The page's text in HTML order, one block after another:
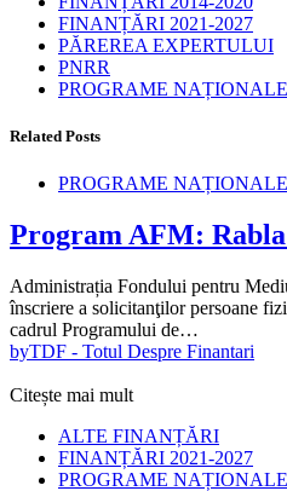
FINANȚĂRI 2021-2027
PĂREREA EXPERTULUI
PNRR
PROGRAME NAȚIONALE
Related Posts
PROGRAME NAȚIONALE
Program AFM:
Administrația Fondului pentru
înscriere a solicitanţilor persoane
cadrul Programului de…
byTDF - Totul Despre Finantari
Citește mai mult
ALTE FINANȚĂRI
FINANȚĂRI 2021-2027
PROGRAME NAȚIONALE